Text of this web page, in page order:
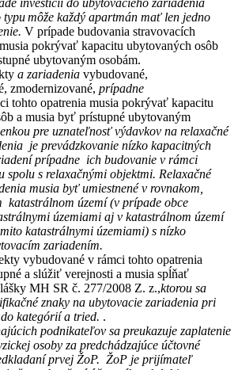
investícií do ubytovacieho zariadenia
typumôže každý apartmán mať len jedno
V prípade budovania stravovacích
pokrývať kapacitu ubytovaných osôb
ubytovaným osobám.
a zariadenia vybudované,
zmodernizované, prípadne
tohto opatrenia musia pokrývať kapacitu
a musia byť prístupné ubytovaným
pre uznateľnosť výdavkov na relaxačné
je prevádzkovanie nízko kapacitných
prípadne ich budovanie v rámci
spolu s relaxačnými objektmi. Relaxačné
musia byť umiestnené v rovnakom,
katastrálnom území (v prípade obce
územiami aj v katastrálnom území
katastrálnymi územiami) s nízko
zariadením.
vybudované v rámci tohto opatrenia
a slúžiť verejnosti a musia spĺňať
MH SR č. 277/2008 Z. z.,ktorou sa
znaky na ubytovacie zariadenia pri
kategórií a tried. .
podnikateľov sa preukazuje zaplatenie
osoby za predchádzajúce účtovné
prvej ŽoP. ŽoP je prijímateľ